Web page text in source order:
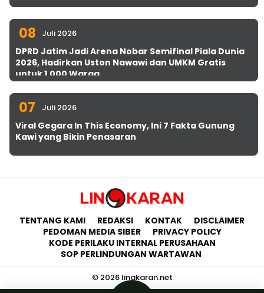
08 Juli 2026
DPRD Jatim Jadi Arena Nobar Semifinal Piala Dunia
2026, Hadirkan Uston Nawawi dan UMKM Gratis
untuk 1.000 Warga
07 Juli 2026
Viral Gegara In This Economy, Ini 7 Fakta Gunung
Kawi yang Bikin Penasaran
TENTANG KAMI REDAKSI KONTAK
DISCLAIMER
PEDOMAN MEDIA SIBER
PRIVACY POLICY
KODE PERILAKU INTERNAL PERUSAHAAN
SOP PERLINDUNGAN WARTAWAN
© 2026 lingkaran.net